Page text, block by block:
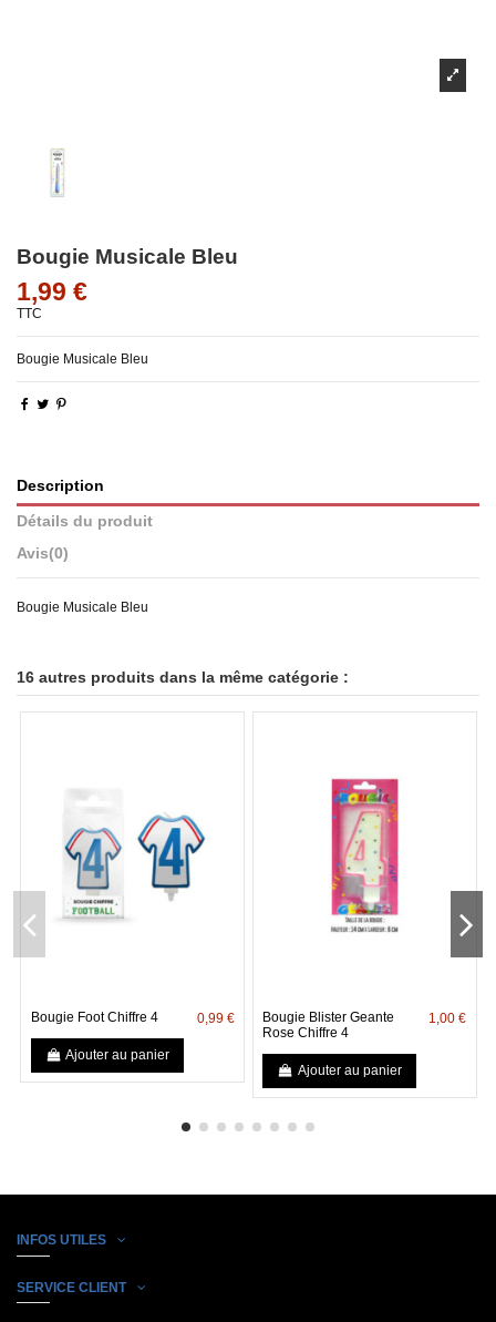
Bougie Musicale Bleu
1,99 €
TTC
Bougie Musicale Bleu
Description
Détails du produit
Avis(0)
Bougie Musicale Bleu
16 autres produits dans la même catégorie :
Bougie Foot Chiffre 4 0,99 €
Ajouter au panier
Bougie Blister Geante
Rose Chiffre 4
1,00 €
Ajouter au panier
INFOS UTILES
SERVICE CLIENT